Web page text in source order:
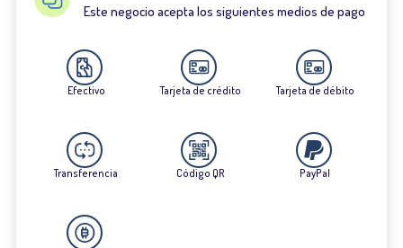
Este negocio acepta los siguientes medios de pago
Efectivo Tarjeta de crédito Tarjeta de débito
Transferencia Código QR PayPal